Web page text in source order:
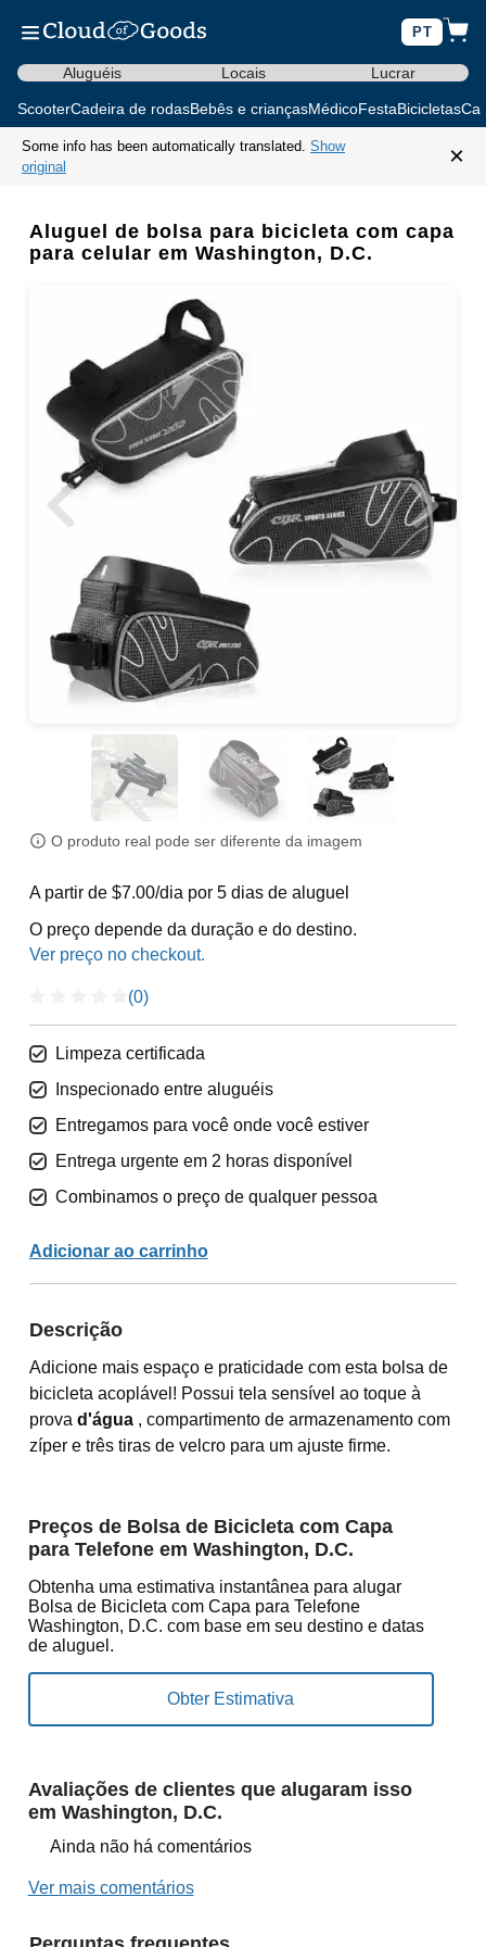
PT
Aluguéis Locais Lucrar
ScooterCadeira de rodasBebês e criançasMédicoFestaBicicletas
Some info has been automatically translated. Show
original
×
Aluguel de bolsa para bicicleta com capa
para celular em Washington, D.C.
O produto real pode ser diferente da imagem
A partir de $7.00/dia por 5 dias de aluguel
O preço depende da duração e do destino.
(0)
Limpeza certificada
Inspecionado entre aluguéis
Entregamos para você onde você estiver
Entrega urgente em 2 horas disponível
Combinamos o preço de qualquer pessoa
Adicionar ao carrinho
Descrição
Adicione mais espaço e praticidade com esta bolsa de
bicicleta acoplável! Possui tela sensível ao toque à
prova d'água, compartimento de armazenamento com
zíper e três tiras de velcro para um ajuste firme.
Preços de Bolsa de Bicicleta com Capa
para Telefone em Washington, D.C.
Obtenha uma estimativa instantânea para alugar
Bolsa de Bicicleta com Capa para Telefone
Washington, D.C. com base em seu destino e datas
de aluguel.
Avaliações de clientes que alugaram isso
em Washington, D.C.
Ainda não há comentários
Ver mais comentários